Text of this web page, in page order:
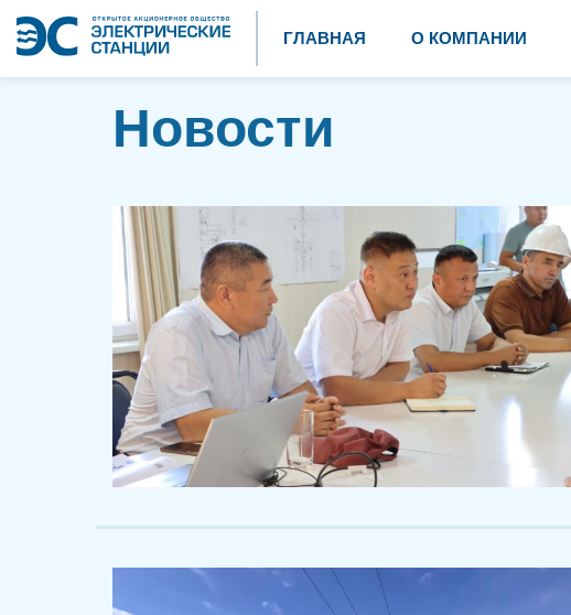
ГЛАВНАЯ О КОМПАНИИ
Новости